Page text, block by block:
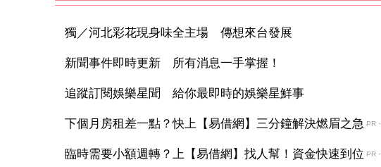
獨／河北彩花現身味全主場 傳想來台發展
新聞事件即時更新 所有消息一手掌握！
追蹤訂閱娛樂星聞 給你最即時的娛樂星鮮事
下個月房租差一點？快上【易借網】三分鐘解決燃眉之急 PR
臨時需要小額週轉？上【易借網】找人幫！資金快速到位 PR